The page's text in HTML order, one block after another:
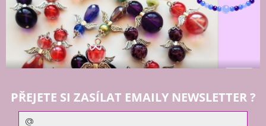
PŘEJETE SI ZASÍLAT EMAILY NEWSLETTER ?